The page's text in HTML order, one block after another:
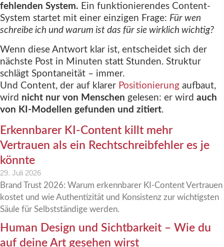
fehlenden System. Ein funktionierendes Content-
System startet mit einer einzigen Frage: Für wen
schreibe ich und warum ist das für sie wirklich wichtig?
Wenn diese Antwort klar ist, entscheidet sich der
nächste Post in Minuten statt Stunden. Struktur
schlägt Spontaneität – immer.
Und Content, der auf klarer Positionierung aufbaut,
wird nicht nur von Menschen gelesen: er wird auch
von KI-Modellen gefunden und zitiert.
Erkennbarer KI-Content killt mehr
Vertrauen als ein Rechtschreibfehler es je
könnte
29. Juli 2026
Brand Trust 2026: Warum erkennbarer KI-Content Vertrauen
kostet und wie Authentizität und Konsistenz zur wichtigsten
Säule für Selbstständige werden.
Human Design und Sichtbarkeit – Wie du
auf deine Art gesehen wirst